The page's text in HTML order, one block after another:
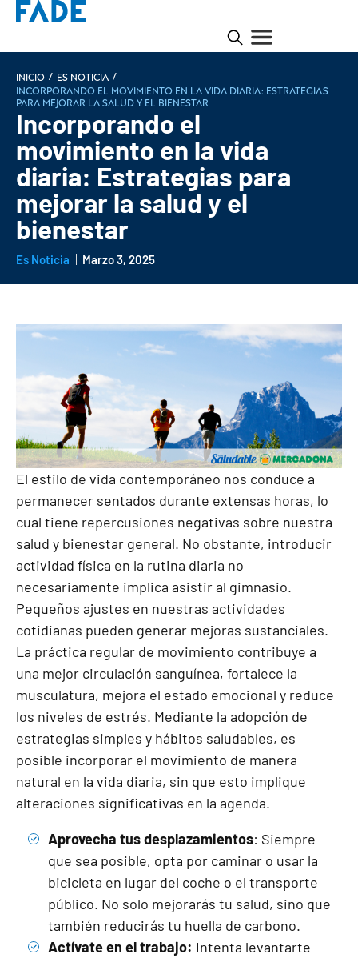
INICIO / Es noticia /
Incorporando el movimiento en la vida diaria: Estrategias
para mejorar la salud y el bienestar
Incorporando el
movimiento en la vida
diaria: Estrategias para
mejorar la salud y el
bienestar
Es Noticia Marzo 3, 2025
El estilo de vida contemporáneo nos conduce a
permanecer sentados durante extensas horas, lo
cual tiene repercusiones negativas sobre nuestra
salud y bienestar general. No obstante, introducir
actividad física en la rutina diaria no
necesariamente implica asistir al gimnasio.
Pequeños ajustes en nuestras actividades
cotidianas pueden generar mejoras sustanciales.
La práctica regular de movimiento contribuye a
una mejor circulación sanguínea, fortalece la
musculatura, mejora el estado emocional y reduce
los niveles de estrés. Mediante la adopción de
estrategias simples y hábitos saludables, es
posible incorporar el movimiento de manera
natural en la vida diaria, sin que esto implique
alteraciones significativas en la agenda.
Aprovecha tus desplazamientos: Siempre
que sea posible, opta por caminar o usar la
bicicleta en lugar del coche o el transporte
público. No solo mejorarás tu salud, sino que
también reducirás tu huella de carbono.
Actívate en el trabajo: Intenta levantarte